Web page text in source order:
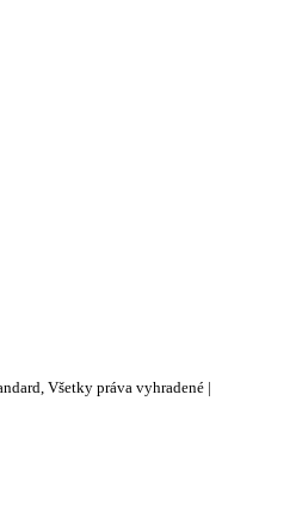
Všetky práva vyhradené |